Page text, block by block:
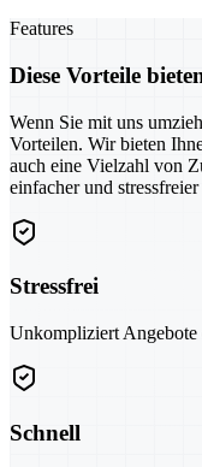
Features
Diese Vorteile
Wenn Sie mit uns
Vorteilen. Wir bieten
auch eine Vielzahl von
einfacher und stressfreier
Stressfrei
Unkompliziert Angebote
Schnell